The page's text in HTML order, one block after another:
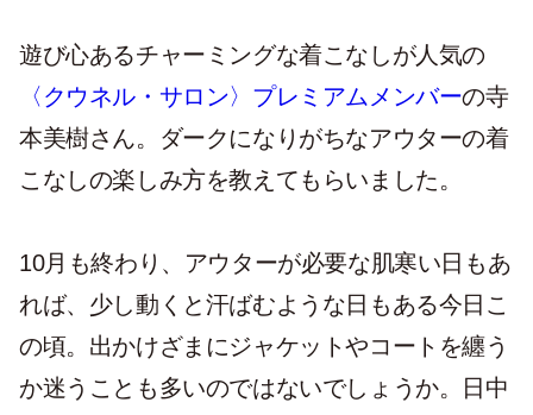
遊び心あるチャーミングな着こなしが人気の
〈クウネル・サロン〉プレミアムメンバーの寺
本美樹さん。ダークになりがちなアウターの着
こなしの楽しみ方を教えてもらいました。
10月も終わり、アウターが必要な肌寒い日もあ
れば、少し動くと汗ばむような日もある今日こ
の頃。出かけざまにジャケットやコートを纏う
か迷うことも多いのではないでしょうか。日中